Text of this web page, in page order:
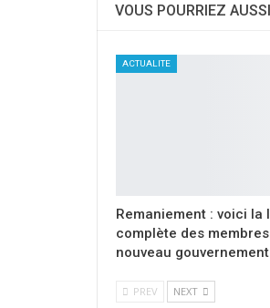
VOUS POURRIEZ
ACTUALITE
Remaniement : voici la
complète des
nouveau gouvernement
PREV NEXT